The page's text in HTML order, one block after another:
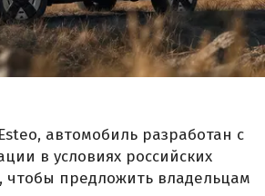
автомобиль разработан с
в условиях российских
чтобы предложить владельцам